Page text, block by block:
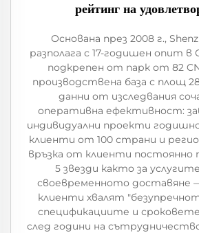
рейтинг на
Основана през 2008 г.,
разполага с 17-годишен опит в
подкрепен от парк от 82
производствена база с площ
данни от изследвания
оперативна ефективност:
индивидуални проекти
клиенти от 100 страни и
връзка от клиенти постоянно
5 звезди както за
своевременното доставяне
клиенти хвалят
спецификациите и
след години на